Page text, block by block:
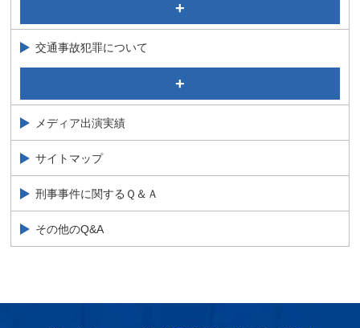
交通事故犯罪について
交通事故の加害者になってしまった看護師・自衛官の解
決事例を弁護士が解説
メディア出演実績
サイトマップ
刑事事件に関するＱ＆Ａ
その他のQ&A